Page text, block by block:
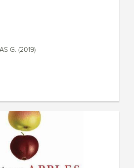
G. (2019)